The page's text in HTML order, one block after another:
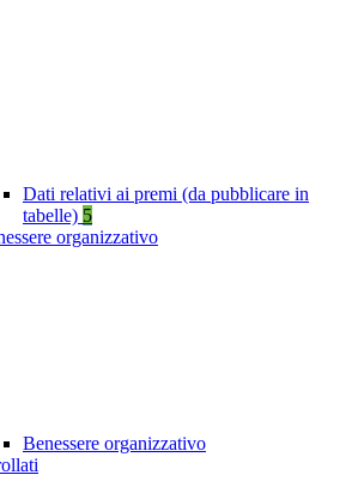
Dati relativi ai premi (da pubblicare in
tabelle) 5
organizzativo
Benessere organizzativo